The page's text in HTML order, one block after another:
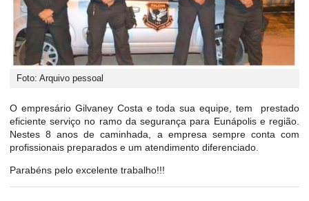
Foto: Arquivo pessoal
O empresário Gilvaney Costa e toda sua equipe, tem prestado
eficiente serviço no ramo da segurança para Eunápolis e região.
Nestes 8 anos de caminhada, a empresa sempre conta com
profissionais preparados e um atendimento diferenciado.
Parabéns pelo excelente trabalho!!!